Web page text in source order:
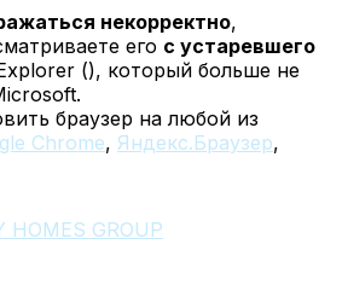
некорректно,
его с устаревшего
(), который больше не
браузер на любой из
Chrome, Яндекс.Браузер,